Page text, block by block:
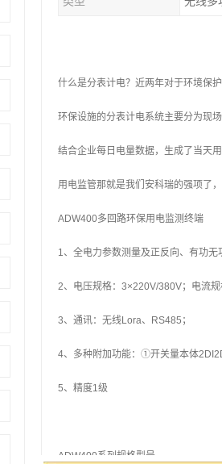
什么是分表计电？近两年对于环境保
环保设施的分表计电系统主要分为现
结合企业每日电量数据，生成了当天
用电监管那就是我们安科瑞的强项了
ADW400多回路环保用电监测终端
1、全电力参数测量及正反向、有功
2、电压规格：3×220V/380V；电流
3、通讯：无线Lora、RS485；
4、多种附加功能：①开关量本体
5、精度1级
ADW400系列规格型号